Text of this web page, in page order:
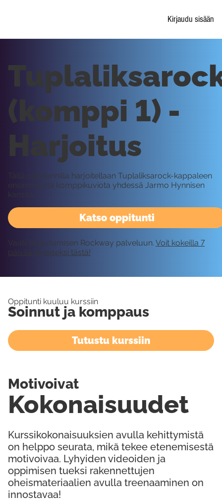
Kirjaudu sisään
Katso oppitunti
(komppi 1) -
Harjoitus
Tällä oppitunnilla harjoitellaan Tuplaliksarock-kappaleen
ensimmäistä komppikuviota yhdessä Jarmo Hynnisen
kanssa.
Vaatii kirjautumisen Rockway palveluun. Voit kokeilla 7
päivää ilmaiseksi tästä!
Oppitunti kuuluu kurssiin
Soinnut ja komppaus
Tutustu kurssiin
Kurssikokonaisuuksien avulla kehittymistä
on helppo seurata, mikä tekee etenemisestä
motivoivaa. Lyhyiden videoiden ja
oppimisen tueksi rakennettujen
oheismateriaalien avulla treenaaminen on
innostavaa!
Kokonaisuudet
Motivoivat